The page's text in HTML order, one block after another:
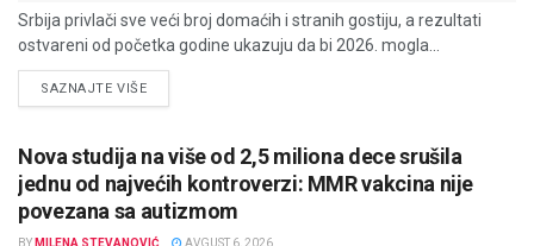
Srbija privlači sve veći broj domaćih i stranih gostiju, a rezultati
ostvareni od početka godine ukazuju da bi 2026. mogla...
SAZNAJTE VIŠEDETAILS
Nova studija na više od 2,5 miliona dece srušila
jednu od najvećih kontroverzi: MMR vakcina nije
povezana sa autizmom
BY MILENA STEVANOVIĆ AVGUST 6, 2026